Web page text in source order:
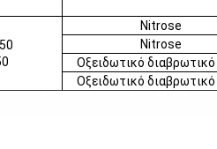
Nitrose
Nitrose
Οξειδωτικό διαβρωτικό
Οξειδωτικό διαβρωτικό